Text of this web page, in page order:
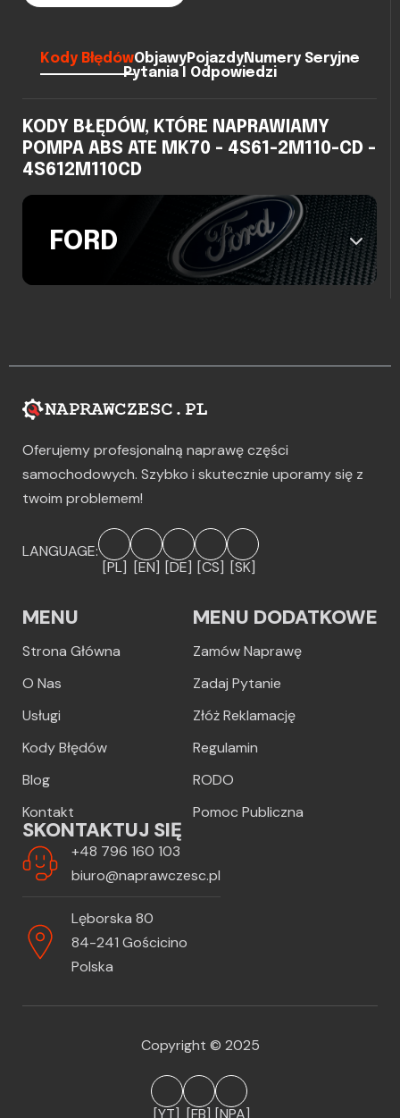
Kody BłędówObjawyPojazdyNumery Seryjne
Pytania I Odpowiedzi
KODY BŁĘDÓW, KTÓRE NAPRAWIAMY
POMPA ABS ATE MK70 - 4S61-2M110-CD -
4S612M110CD
FORD
Oferujemy profesjonalną naprawę części
samochodowych. Szybko i skutecznie uporamy się z
twoim problemem!
LANGUAGE:
[PL] [EN] [DE] [CS] [SK]
MENU
Strona Główna
O Nas
Usługi
Kody Błędów
Blog
Kontakt
MENU DODATKOWE
Zamów Naprawę
Zadaj Pytanie
Złóż Reklamację
Regulamin
RODO
Pomoc Publiczna
SKONTAKTUJ SIĘ
+48 796 160 103
biuro@naprawczesc.pl
Lęborska 80
84-241 Gościcino
Polska
Copyright © 2025
[YT] [FB] [NPA]